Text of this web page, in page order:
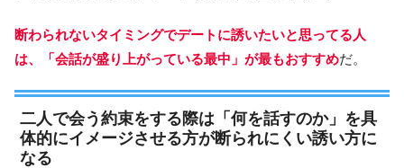
断わられないタイミングでデートに誘いたいと思ってる人
は、「会話が盛り上がっている最中」が最もおすすめだ。
二人で会う約束をする際は「何を話すのか」を具
体的にイメージさせる方が断られにくい誘い方に
なる